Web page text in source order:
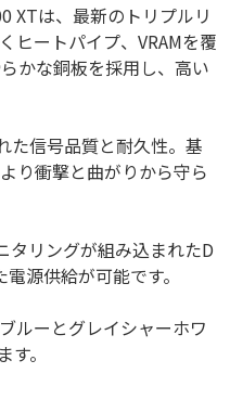
XTは、最新のトリプルリ
ヒートパイプ、VRAMを覆
かな銅板を採用し、高い
た信号品質と耐久性。基
り衝撃と曲がりから守ら
タリングが組み込まれたD
源供給が可能です。
ルーとグレイシャーホワ
。